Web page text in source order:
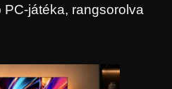
PC-játéka, rangsorolva